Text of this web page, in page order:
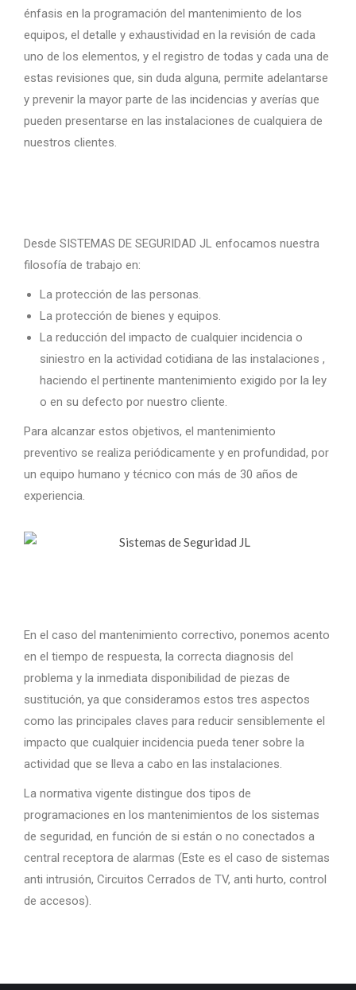
énfasis en la programación del mantenimiento de los
equipos, el detalle y exhaustividad en la revisión de cada
uno de los elementos, y el registro de todas y cada una de
estas revisiones que, sin duda alguna, permite adelantarse
y prevenir la mayor parte de las incidencias y averías que
pueden presentarse en las instalaciones de cualquiera de
nuestros clientes.
Desde SISTEMAS DE SEGURIDAD JL enfocamos nuestra
filosofía de trabajo en:
La protección de las personas.
La protección de bienes y equipos.
La reducción del impacto de cualquier incidencia o
siniestro en la actividad cotidiana de las instalaciones ,
haciendo el pertinente mantenimiento exigido por la ley
o en su defecto por nuestro cliente.
Para alcanzar estos objetivos, el mantenimiento
preventivo se realiza periódicamente y en profundidad, por
un equipo humano y técnico con más de 30 años de
experiencia.
En el caso del mantenimiento correctivo, ponemos acento
en el tiempo de respuesta, la correcta diagnosis del
problema y la inmediata disponibilidad de piezas de
sustitución, ya que consideramos estos tres aspectos
como las principales claves para reducir sensiblemente el
impacto que cualquier incidencia pueda tener sobre la
actividad que se lleva a cabo en las instalaciones.
La normativa vigente distingue dos tipos de
programaciones en los mantenimientos de los sistemas
de seguridad, en función de si están o no conectados a
central receptora de alarmas (Este es el caso de sistemas
anti intrusión, Circuitos Cerrados de TV, anti hurto, control
de accesos).